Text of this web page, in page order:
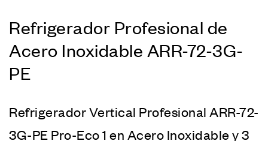
Refrigerador Profesional de
Acero Inoxidable ARR-72-3G-
PE
RefrigeradorVertical Profesional ARR-72-
3G-PE Pro-Eco 1 en Acero Inoxidable y 3